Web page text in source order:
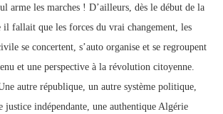
arme les marches ! D’ailleurs, dès le début de la
fallait que les forces du vrai changement, les
se concertent, s’auto organise et se regroupent
et une perspective à la révolution citoyenne.
autre république, un autre système politique,
indépendante, une authentique Algérie